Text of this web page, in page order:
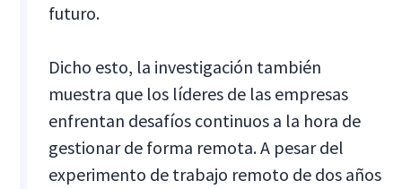
futuro.
Dicho esto, la investigación también
muestra que los líderes de las empresas
enfrentan desafíos continuos a la hora de
gestionar de forma remota. A pesar del
experimento de trabajo remoto de dos años